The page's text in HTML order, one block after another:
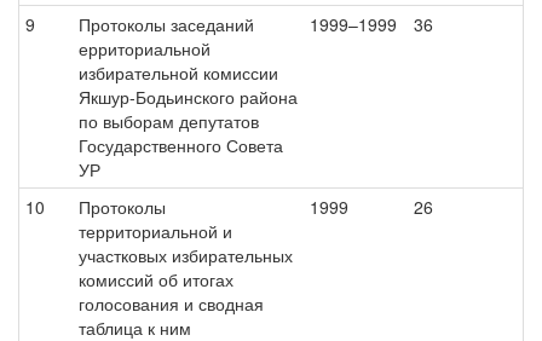
9
Протоколы заседаний
ерриториальной
избирательной комиссии
Якшур-Бодьинского района
по выборам депутатов
Государственного Совета
УР
1999–1999 36
10
Протоколы
территориальной и
участковых избирательных
комиссий об итогах
голосования и сводная
таблица к ним
1999 26